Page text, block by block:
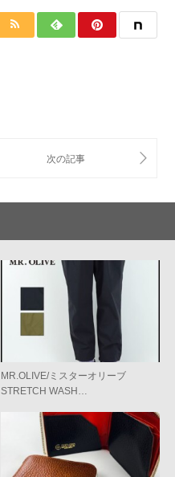
MR.OLIVE/ミスターオリーブ
STRETCH WASH…